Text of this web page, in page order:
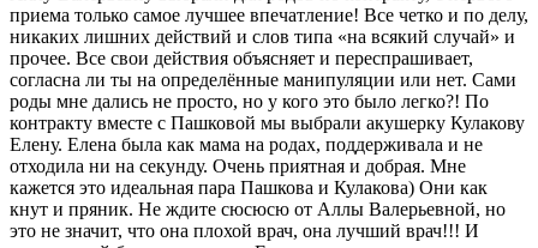
приема только самое лучшее впечатление! Все четко и по делу,
никаких лишних действий и слов типа «на всякий случай» и
прочее. Все свои действия объясняет и переспрашивает,
согласна ли ты на определённые манипуляции или нет. Сами
роды мне дались не просто, но у кого это было легко?! По
контракту вместе с Пашковой мы выбрали акушерку Кулакову
Елену. Елена была как мама на родах, поддерживала и не
отходила ни на секунду. Очень приятная и добрая. Мне
кажется это идеальная пара Пашкова и Кулакова) Они как
кнут и пряник. Не ждите сюсюсю от Аллы Валерьевной, но
это не значит, что она плохой врач, она лучший врач!!! И